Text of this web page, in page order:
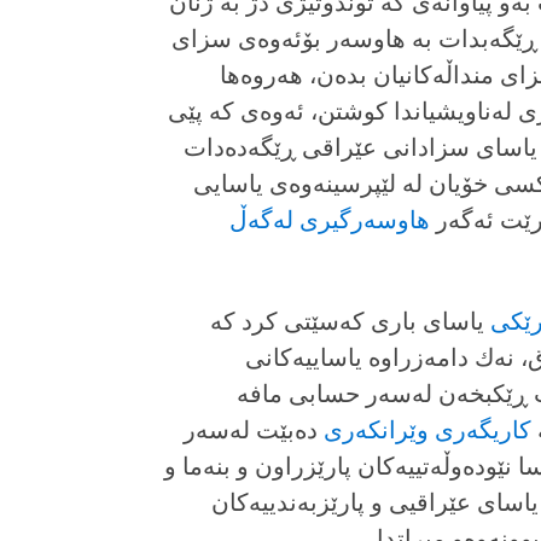
ڕێگەبدات بە هاوسەر بۆئەوەى سزاى
منداڵەكانیان بدەن، هەروەها
لەناویشیاندا كوشتن، ئەوەى كە پێى
سزادانى عێراقى ڕێگەدەدات
خۆیان لە لێپرسینەوەى یاسایى
ئەگەر هاوسەرگیرى لەگەڵ
یاسای بارى كەسێتى كرد كە
نەك دامەزراوە یاساییەكانى
ڕێكبخەن لەسەر حسابى مافە
كاریگەرى وێرانكەرى دەبێت لەسەر
نێودەوڵەتییەكان پارێزراون و بنەما و
عێراقیى و پارێزبەندییەكان